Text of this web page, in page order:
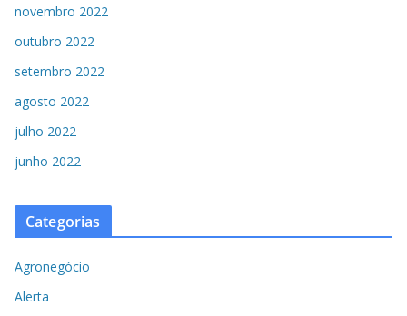
novembro 2022
outubro 2022
setembro 2022
agosto 2022
julho 2022
junho 2022
Categorias
Agronegócio
Alerta